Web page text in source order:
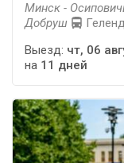
Минск -
Добруш
Выезд: чт, 06
на 11 дней